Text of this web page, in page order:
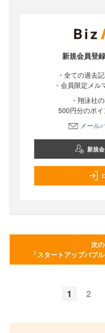
新規会員登録
・全ての過去
・会員限定メ
・翔泳社
500円分のポ
メール
新規
次
「スタートアップバブ
1 2